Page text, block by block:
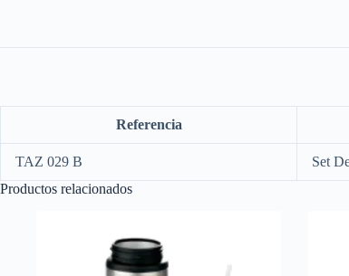
Referencia
TAZ 029 B Set
Productos relacionados